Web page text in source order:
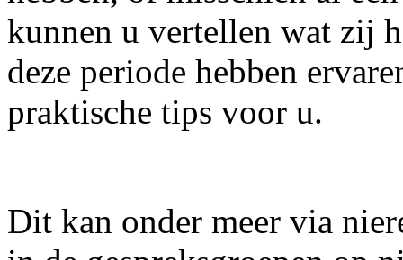
kunnen u vertellen wat zij
deze periode hebben
praktische tips voor u.
Dit kan onder meer via